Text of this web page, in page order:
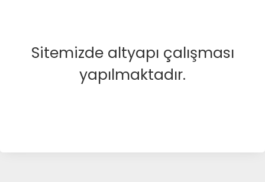
Sitemizde altyapı çalışması
yapılmaktadır.